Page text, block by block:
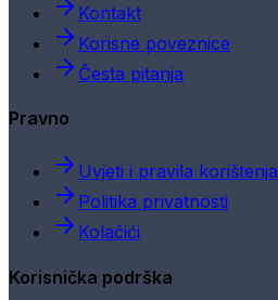
Kontakt
Korisne poveznice
Česta pitanja
Pravno
Uvjeti i pravila korištenja
Politika privatnosti
Kolačići
Korisnička podrška